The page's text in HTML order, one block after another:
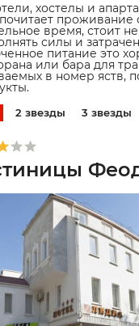
хостелы и
проживание
время, стоит
силы и
питание это
или бара для
в номер яств,
2 звезды 3 звезды